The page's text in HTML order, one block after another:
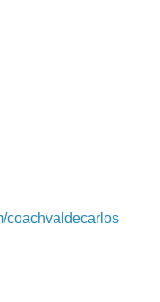
coachvaldecarlos